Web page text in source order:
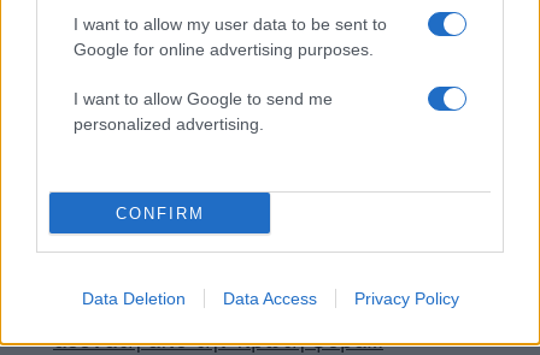
I want to allow my user data to be sent to
Google for online advertising purposes.
I want to allow Google to send me
personalized advertising.
CONFIRM
Data Deletion Data Access Privacy Policy
γυμναστικής; Tips για να το αποφύγεις…
STRETCHING! Ασκήσεις για να δείχνεις πιο
αδύνατη από την πρώτη φορά…